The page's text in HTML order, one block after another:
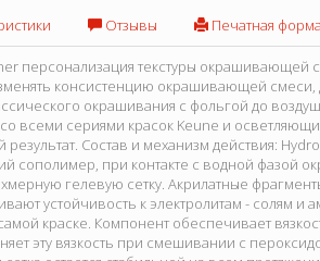
Отзывы Печатная форма
персонализация текстуры окрашивающей
консистенцию окрашивающей смеси,
окрашивания с фольгой до
всеми сериями красок Keune и
Состав и механизм действия:
сополимер, при контакте с водной
гелевую сетку. Акрилатные
устойчивость к электролитам - солям
краске. Компонент обеспечивает
эту вязкость при смешивании с